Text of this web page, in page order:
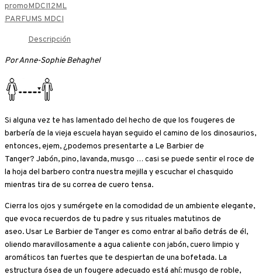
promoMDCI12ML
PARFUMS MDCI
Descripción
Por Anne-Sophie Behaghel
Si alguna vez te has lamentado del hecho de que los fougeres de
barbería de la vieja escuela hayan seguido el camino de los dinosaurios,
entonces, ejem, ¿podemos presentarte a Le Barbier de
Tanger? Jabón, pino, lavanda, musgo … casi se puede sentir el roce de
la hoja del barbero contra nuestra mejilla y escuchar el chasquido
mientras tira de su correa de cuero tensa.
Cierra los ojos y sumérgete en la comodidad de un ambiente elegante,
que evoca recuerdos de tu padre y sus rituales matutinos de
aseo. Usar Le Barbier de Tanger es como entrar al baño detrás de él,
oliendo maravillosamente a agua caliente con jabón, cuero limpio y
aromáticos tan fuertes que te despiertan de una bofetada. La
estructura ósea de un fougere adecuado está ahí: musgo de roble,